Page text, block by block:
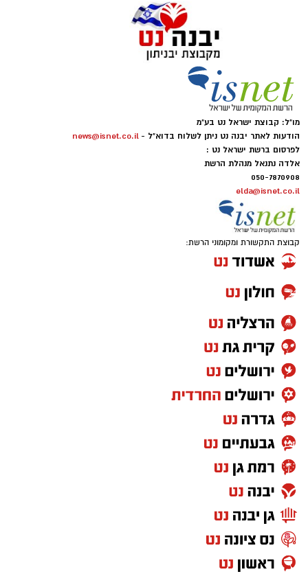
מו"ל: קבוצת ישראל נט בע"מ
הודעות לאתר יבנה נט ניתן לשלוח בדוא"ל - news@isnet.co.il
לפרסום ברשת ישראל נט :
אלדה נתנאל מנהלת הרשת
050-7870908
elda@isnet.co.il
קבוצת התקשורת ומקומוני הרשת: